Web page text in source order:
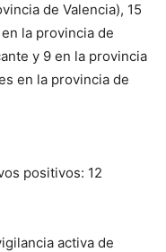
de Valencia), 15
la provincia de
y 9 en la provincia
en la provincia de
positivos: 12
activa de